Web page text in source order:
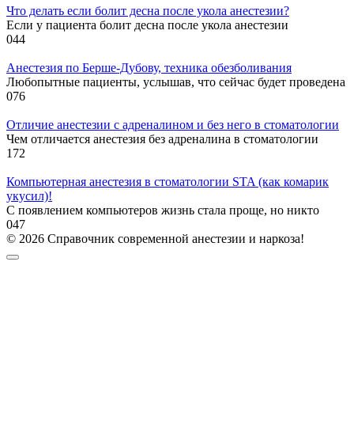
Что делать если болит десна после укола анестезии?
Если у пациента болит десна после укола анестезии
044
Анестезия по Берше-Дубову, техника обезболивания
Любопытные пациенты, услышав, что сейчас будет проведена
076
Отличие анестезии с адреналином и без него в стоматологии
Чем отличается анестезия без адреналина в стоматологии
1 72
Компьютерная анестезия в стоматологии STA (как комарик
укусил)!
С появлением компьютеров жизнь стала проще, но никто
047
© 2026 Справочник современной анестезии и наркоза!